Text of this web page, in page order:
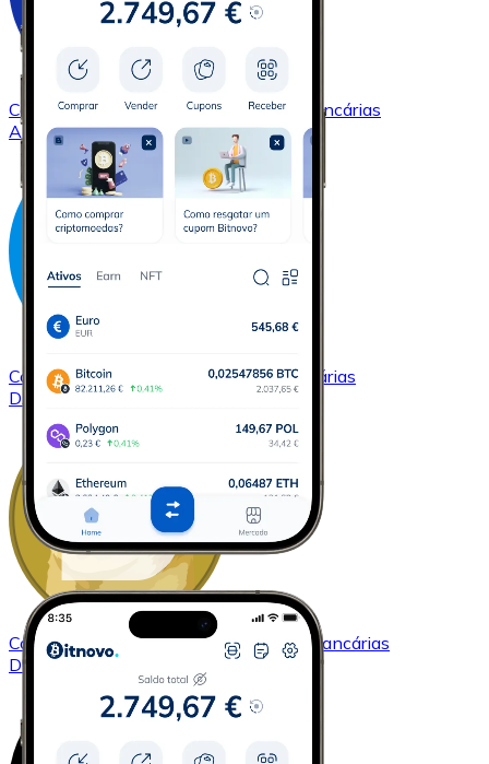
ComprarCardanocom transferência bancárias
ADA
ComprarDash
com transferência bancárias
DASH
ComprarDogecoincom transferência bancárias
DOGE